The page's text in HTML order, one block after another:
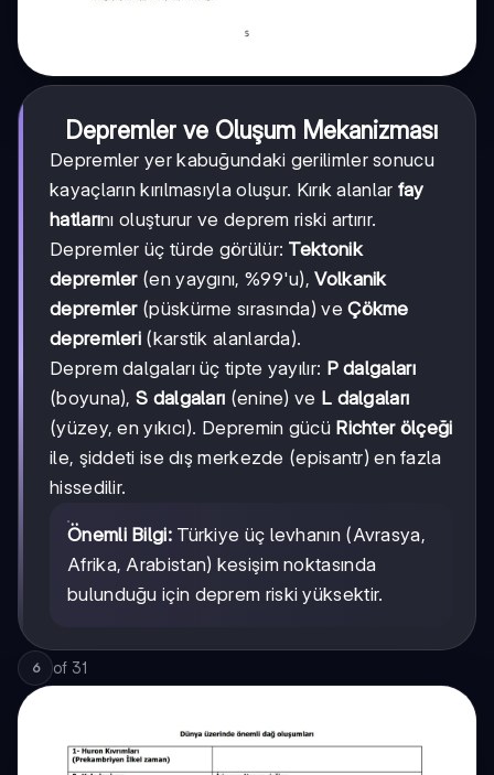
Depremler ve Oluşum Mekanizması
Depremler yer kabuğundaki gerilimler sonucu
kayaçların kırılmasıyla oluşur. Kırık alanlar fay
hatlarını oluşturur ve deprem riski artırır.
Depremler üç türde görülür: Tektonik
depremler(en yaygını, %99'u),Volkanik
depremler(püskürme sırasında) veÇökme
depremleri (karstik alanlarda).
Deprem dalgaları üç tipte yayılır: P dalgaları
(boyuna),S dalgaları (enine) ve L dalgaları
(yüzey, en yıkıcı). Depremin gücü Richter ölçeği
ile, şiddeti ise dış merkezde (episantr) en fazla
hissedilir.
Önemli Bilgi:Türkiye üç levhanın (Avrasya,
Afrika, Arabistan) kesişim noktasında
bulunduğu için deprem riski yüksektir.
6 of 31